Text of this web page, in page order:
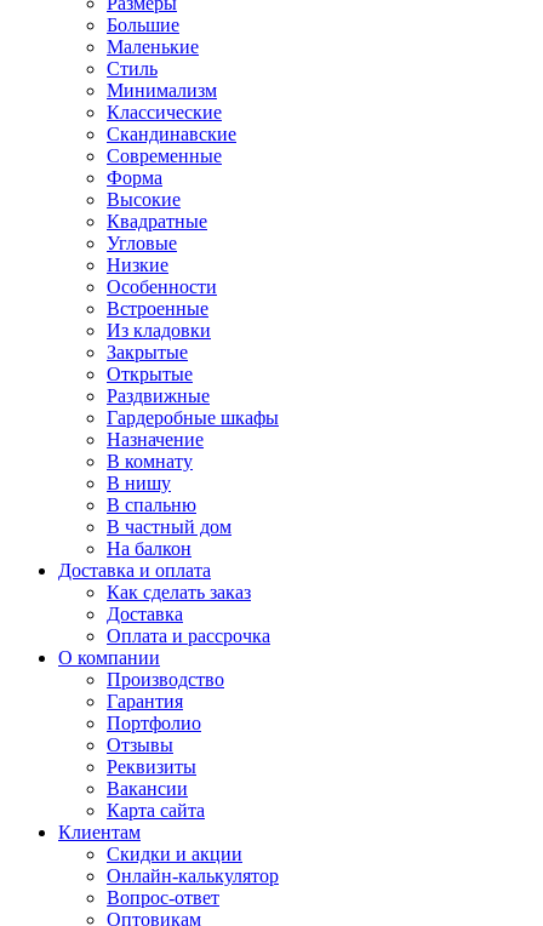
Большие
Маленькие
Стиль
Минимализм
Классические
Скандинавские
Современные
Форма
Высокие
Квадратные
Угловые
Низкие
Особенности
Встроенные
Из кладовки
Закрытые
Открытые
Раздвижные
Гардеробные шкафы
Назначение
В комнату
В нишу
В спальню
В частный дом
На балкон
Доставка и оплата
Как сделать заказ
Доставка
Оплата и рассрочка
О компании
Производство
Гарантия
Портфолио
Отзывы
Реквизиты
Вакансии
Карта сайта
Клиентам
Скидки и акции
Онлайн-калькулятор
Вопрос-ответ
Оптовикам